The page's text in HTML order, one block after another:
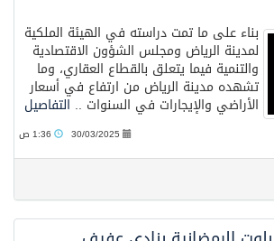
صلاة عيد الأضحى
بناء على ما تمت دراسته في الهيئة الملكية
لمدينة الرياض ومجلس الشؤون الاقتصادية
والتنمية فيما يتعلق بالقطاع العقاري، وما
تشهده مدينة الرياض من ارتفاع في أسعار
الأراضي والإيجارات في السنوات .. التفاصيل
30/03/2025